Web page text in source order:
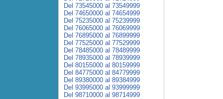
Del 73545000 al 73549999
Del 74650000 al 74654999
Del 75235000 al 75239999
Del 76065000 al 76069999
Del 76895000 al 76899999
Del 77525000 al 77529999
Del 78485000 al 78489999
Del 78935000 al 78939999
Del 80155000 al 80159999
Del 84775000 al 84779999
Del 89380000 al 89384999
Del 93995000 al 93999999
Del 98710000 al 98714999